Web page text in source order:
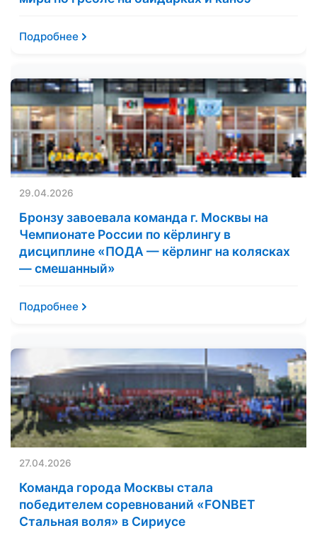
Подробнее
29.04.2026
Бронзу завоевала команда г. Москвы на
Чемпионате России по кёрлингу в
дисциплине «ПОДА — кёрлинг на колясках
— смешанный»
Подробнее
27.04.2026
Команда города Москвы стала
победителем соревнований «FONBET
Стальная воля» в Сириусе